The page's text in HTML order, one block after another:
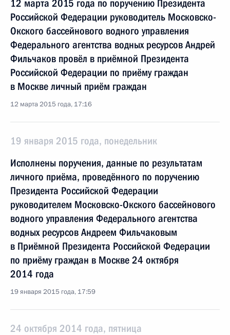
12 марта 2015 года по поручению Президента
Российской Федерации руководитель Московско-
Окского бассейнового водного управления
Федерального агентства водных ресурсов Андрей
Фильчаков провёл в приёмной Президента
Российской Федерации по приёму граждан
в Москве личный приём граждан
12 марта 2015 года, 17:16
19 января 2015 года, понедельник
Исполнены поручения, данные по результатам
личного приёма, проведённого по поручению
Президента Российской Федерации
руководителем Московско-Окского бассейнового
водного управления Федерального агентства
водных ресурсов Андреем Фильчаковым
в Приёмной Президента Российской Федерации
по приёму граждан в Москве 24 октября
2014 года
19 января 2015 года, 17:59
24 октября 2014 года, пятница